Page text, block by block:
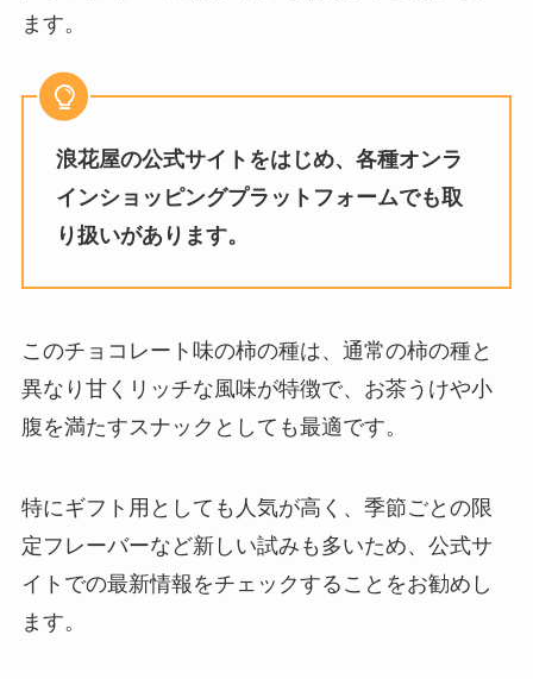
ます。
浪花屋の公式サイトをはじめ、各種オンラ
インショッピングプラットフォームでも取
り扱いがあります。
このチョコレート味の柿の種は、通常の柿の種と
異なり甘くリッチな風味が特徴で、お茶うけや小
腹を満たすスナックとしても最適です。
特にギフト用としても人気が高く、季節ごとの限
定フレーバーなど新しい試みも多いため、公式サ
イトでの最新情報をチェックすることをお勧めし
ます。